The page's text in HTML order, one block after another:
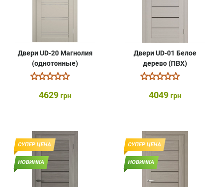
Двери UD-20 Магнолия
(однотонные)
4629 грн
Двери UD-01 Белое
дерево (ПВХ)
4049 грн
СУПЕР ЦЕНА
НОВИНКА
СУПЕР ЦЕНА
НОВИНКА